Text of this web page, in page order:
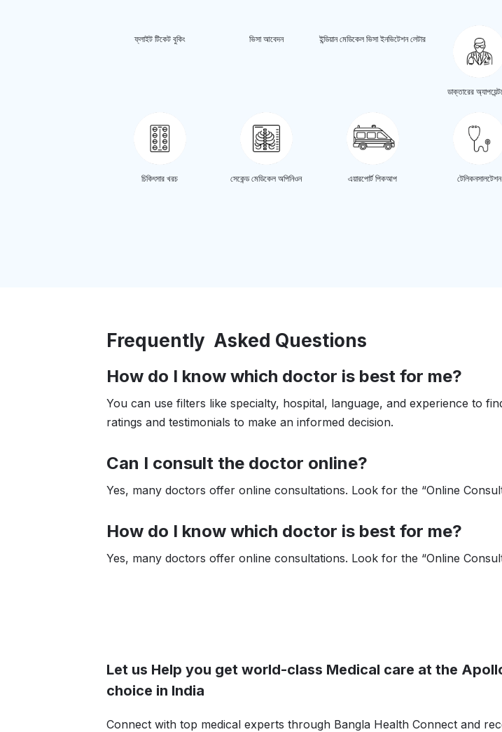
ফ্লাইট টিকেট বুকিং ভিসা আবেদন ইন্ডিয়ান মেডিকেল ভিসা ইনভিটেশন লেটার
ডাক্তারের
চিকিৎসার খরচ সেকেন্ড মেডিকেল অপিনিওন এয়ারপোর্ট পিকআপ টেলিকনসালটেশন
Frequently Asked Questions
How do I know which doctor is best for me?
You can use filters like specialty, hospital, language, and experience to
ratings and testimonials to make an informed decision.
Can I consult the doctor online?
Yes, many doctors offer online consultations. Look for the “Online
How do I know which doctor is best for me?
Yes, many doctors offer online consultations. Look for the “Online
Let us Help you get world-class Medical care at the
choice in India
Connect with top medical experts through Bangla Health Connect and